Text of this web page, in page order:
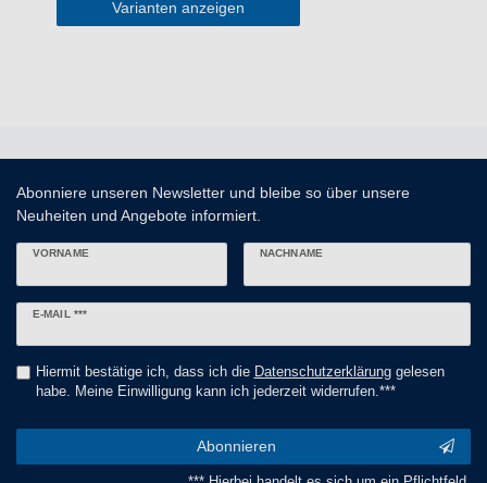
Varianten anzeigen
Abonniere unseren Newsletter und bleibe so über unsere
Neuheiten und Angebote informiert.
VORNAME NACHNAME
E-MAIL ***
Newsletter
Hiermit bestätige ich, dass ich die Daten­schutz­erklärunggelesen
habe. Meine Einwilligung kann ich jederzeit widerrufen.***
Abonnieren